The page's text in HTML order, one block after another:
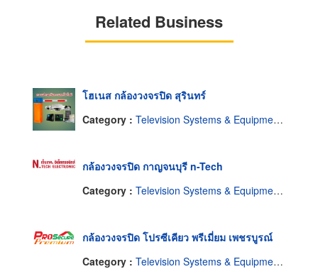
Related Business
โฮเนส กล้องวงจรปิด สุรินทร์
Category : Television Systems & Equipment-Closed Circuit
กล้องวงจรปิด กาญจนบุรี n-Tech
Category : Television Systems & Equipment-Closed Circuit
กล้องวงจรปิด โปรซีเคียว พรีเมี่ยม เพชรบูรณ์
Category : Television Systems & Equipment-Closed Circuit